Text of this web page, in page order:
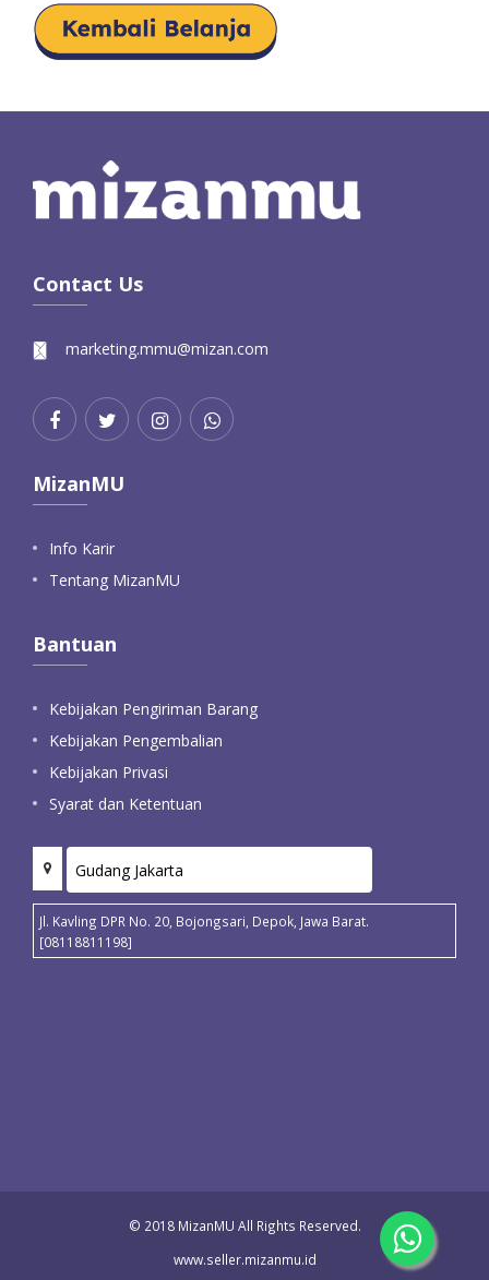
Contact Us
marketing.mmu@mizan.com
MizanMU
Info Karir
Tentang MizanMU
Bantuan
Kebijakan Pengiriman Barang
Kebijakan Pengembalian
Kebijakan Privasi
Syarat dan Ketentuan
Jl. Kavling DPR No. 20, Bojongsari, Depok, Jawa Barat.
[08118811198]
© 2018 MizanMU All Rights Reserved.
www.seller.mizanmu.id